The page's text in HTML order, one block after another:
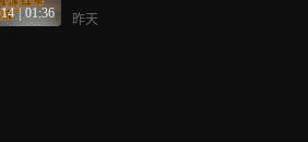
14 | 01:36 昨天